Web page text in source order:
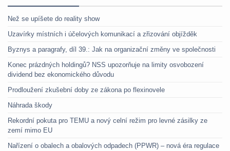
Než se upíšete do reality show
Uzavírky místních i účelových komunikací a zřizování objížděk
Byznys a paragrafy, díl 39.: Jak na organizační změny ve společnosti
Konec prázdných holdingů? NSS upozorňuje na limity osvobození
dividend bez ekonomického důvodu
Prodloužení zkušební doby ze zákona po flexinovele
Náhrada škody
Rekordní pokuta pro TEMU a nový celní režim pro levné zásilky ze
zemí mimo EU
Nařízení o obalech a obalových odpadech (PPWR) – nová éra regulace